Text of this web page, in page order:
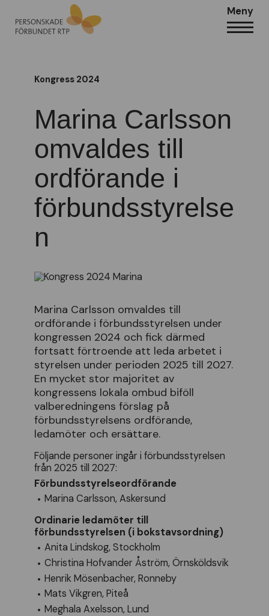
Meny
Kongress 2024
Marina Carlsson
omvaldes till
ordförande i
förbundsstyrelse
n
Marina Carlsson omvaldes till
ordförande i förbundsstyrelsen under
kongressen 2024 och fick därmed
fortsatt förtroende att leda arbetet i
styrelsen under perioden 2025 till 2027.
En mycket stor majoritet av
kongressens lokala ombud biföll
valberedningens förslag på
förbundsstyrelsens ordförande,
ledamöter och ersättare.
Följande personer ingår i förbundsstyrelsen
från 2025 till 2027:
Förbundsstyrelseordförande
Marina Carlsson, Askersund
Ordinarie ledamöter till
förbundsstyrelsen (i bokstavsordning)
Anita Lindskog, Stockholm
Christina Hofvander Åström, Örnsköldsvik
Henrik Mösenbacher, Ronneby
Mats Vikgren, Piteå
Meghala Axelsson, Lund